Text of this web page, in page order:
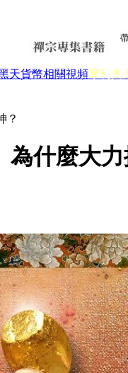
天貨幣相關視頻摩利支
？
為什麼大